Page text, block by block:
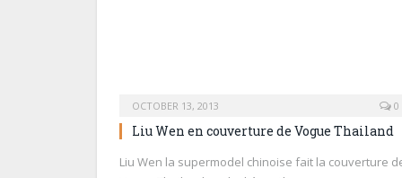
OCTOBER 13, 2013 0
Liu Wen en couverture de Vogue Thailand
Liu Wen la supermodel chinoise fait la couverture